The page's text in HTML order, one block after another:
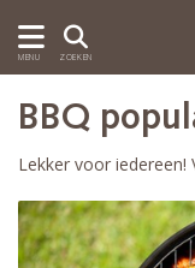
MENU ZOEKEN
BBQ
Lekker voor iedereen!